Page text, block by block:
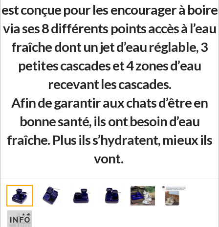
est conçue pour les encourager à boire
via ses 8 différents points accès à l’eau
fraîche dont un jet d’eau réglable, 3
petites cascades et 4 zones d’eau
recevant les cascades.
Afin de garantir aux chats d’être en
bonne santé, ils ont besoin d’eau
fraîche. Plus ils s’hydratent, mieux ils
vont.